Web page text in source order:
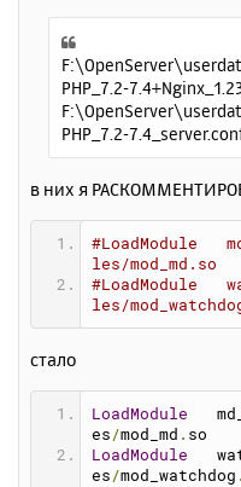
PHP_7.2-
PHP_7.2-
в них я
#LoadModule
les/mod_md.so
#LoadModule
les/
стало
LoadModule
es /mod_md . so
LoadModule
es /mod_watchdog .